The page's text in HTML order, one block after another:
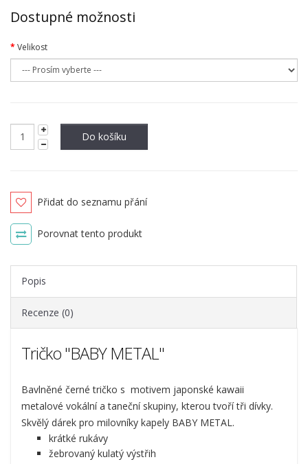
Dostupné možnosti
Velikost
Do košíku
Přidat do seznamu přání
Porovnat tento produkt
Popis
Recenze (0)
Tričko "BABY METAL"
Bavlněné černé tričko s motivem japonské kawaii
metalové vokální a taneční skupiny, kterou tvoří tři dívky.
Skvělý dárek pro milovníky kapely BABY METAL.
krátké rukávy
žebrovaný kulatý výstřih